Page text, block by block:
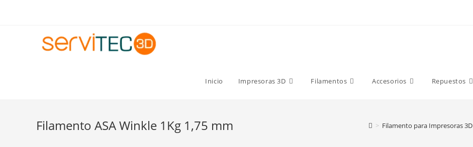
Inicio Impresoras 3D Filamentos Accesorios Repuestos
Filamento ASA Winkle 1Kg 1,75 mm > Filamento para Impresoras 3D